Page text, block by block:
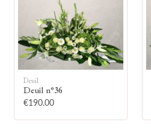
Deuil
Deuil n°36
€190.00